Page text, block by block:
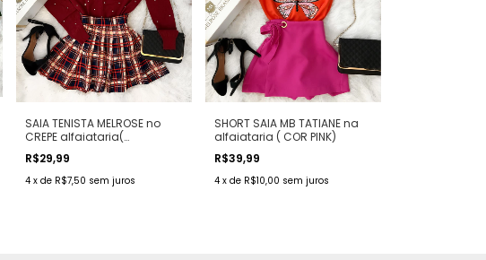
SAIA TENISTA MELROSE no
CREPE alfaiataria(
XADREZ/AZUL
MARINHO/ROSÊ/VERMELHO)
R$29,99
4 x de R$7,50 sem juros
SHORT SAIA MB TATIANE na
alfaiataria ( COR PINK)
R$39,99
4 x de R$10,00 sem juros